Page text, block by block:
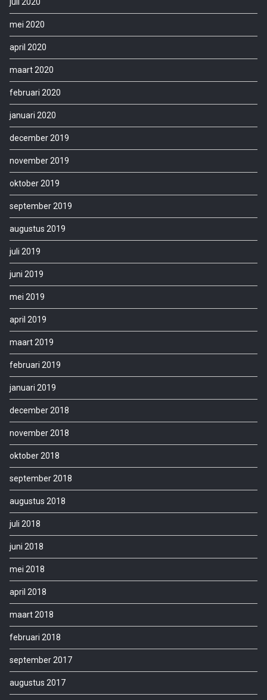
mei 2020
april 2020
maart 2020
februari 2020
januari 2020
december 2019
november 2019
oktober 2019
september 2019
augustus 2019
juli 2019
juni 2019
mei 2019
april 2019
maart 2019
februari 2019
januari 2019
december 2018
november 2018
oktober 2018
september 2018
augustus 2018
juli 2018
juni 2018
mei 2018
april 2018
maart 2018
februari 2018
september 2017
augustus 2017